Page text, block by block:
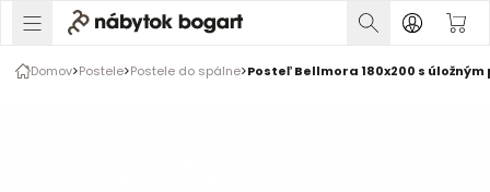
Domov Postele Postele do spálne Posteľ Bellmora 180x200 s